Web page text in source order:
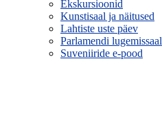
Ekskursioonid
Kunstisaal ja näitused
Lahtiste uste päev
Parlamendi lugemissaal
Suveniiride e-pood